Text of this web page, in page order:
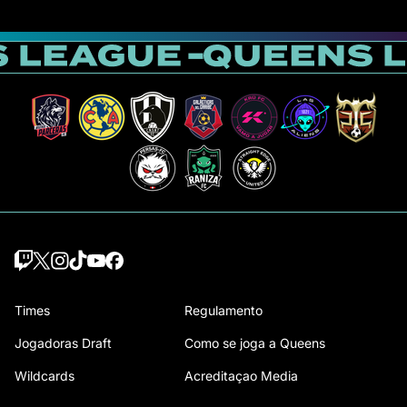
Times
Jogadoras Draft
Wildcards
Regulamento
Como se joga a Queens
Acreditaçao Media